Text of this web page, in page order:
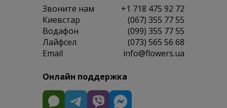
Звоните нам
+1 718 475 92 72
Киевстар
(067) 355 77 55
Водафон
(099) 355 77 55
Лайфсел
(073) 565 56 68
Email
info@flowers.ua
Онлайн поддержка